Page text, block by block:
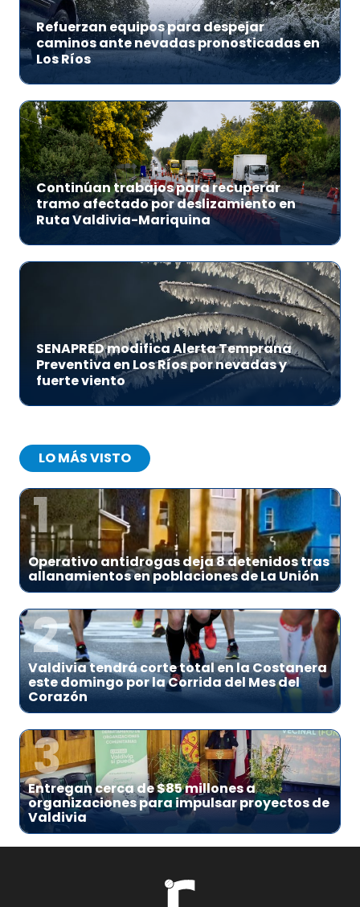
Refuerzan equipos para despejar
caminos ante nevadas pronosticadas en
Los Ríos
Continúan trabajos para recuperar
tramo afectado por deslizamiento en
Ruta Valdivia-Mariquina
SENAPRED modifica Alerta Temprana
Preventiva en Los Ríos por nevadas y
fuerte viento
LO MÁS VISTO
1
Operativo antidrogas deja 8 detenidos tras
allanamientos en poblaciones de La Unión
2
Valdivia tendrá corte total en la Costanera
este domingo por la Corrida del Mes del
Corazón
3
Entregan cerca de $85 millones a
organizaciones para impulsar proyectos de
Valdivia